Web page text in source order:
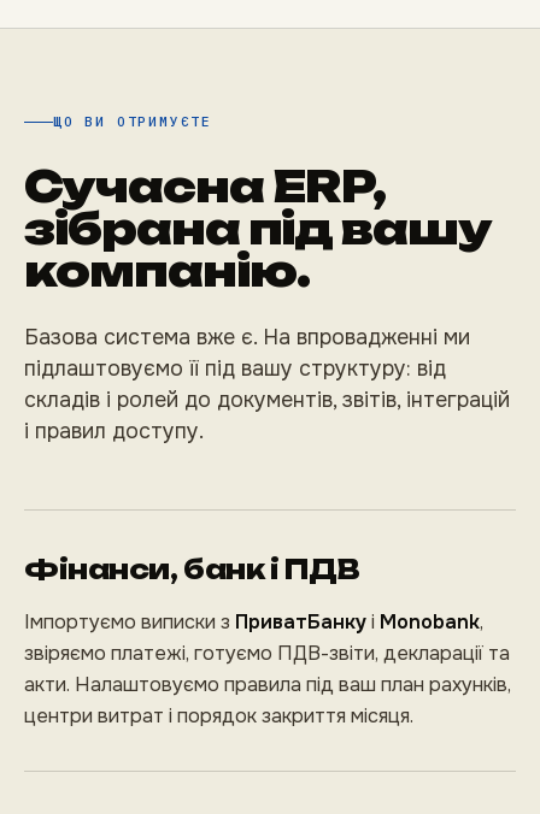
ЩО ВИ ОТРИМУЄТЕ
Сучасна ERP,
зібрана під вашу
компанію.
Базова система вже є. На впровадженні ми
підлаштовуємо її під вашу структуру: від
складів і ролей до документів, звітів, інтеграцій
і правил доступу.
Фінанси, банк і ПДВ
Імпортуємо виписки з ПриватБанкуі Monobank,
звіряємо платежі, готуємо ПДВ-звіти, декларації та
акти. Налаштовуємо правила під ваш план рахунків,
центри витрат і порядок закриття місяця.